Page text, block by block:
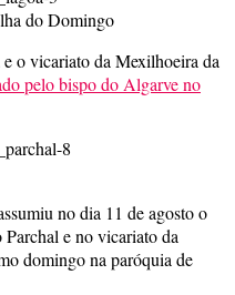
do Domingo
o vicariato da Mexilhoeira da
pelo bispo do Algarve no
no dia 11 de agosto o
e no vicariato da
domingo na paróquia de